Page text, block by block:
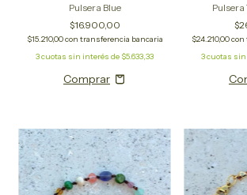
Pulsera Blue
$16.900,00
$15.210,00con transferencia bancaria
3cuotas sin interés de $5.633,33
Pulsera
$24.210,00con
3cuotas